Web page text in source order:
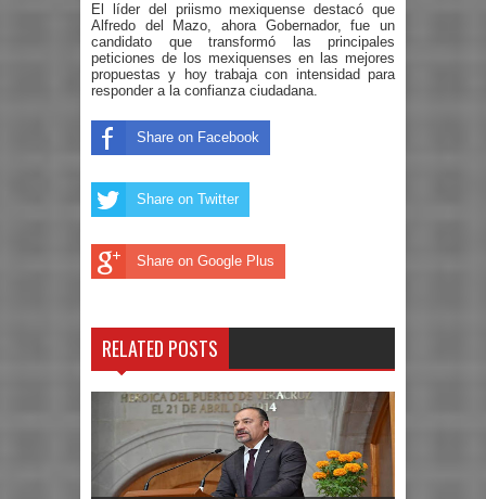
El líder del priismo mexiquense destacó que
Alfredo del Mazo, ahora Gobernador, fue un
candidato que transformó las principales
peticiones de los mexiquenses en las mejores
propuestas y hoy trabaja con intensidad para
responder a la confianza ciudadana.
Share on Facebook
Share on Twitter
Share on Google Plus
RELATED POSTS